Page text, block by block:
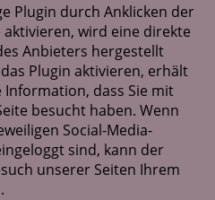
Plugin durch Anklicken der
wird eine direkte
Anbieters hergestellt
Plugin aktivieren, erhält
dass Sie mit
besucht haben. Wenn
Social-Media-
sind, kann der
unserer Seiten Ihrem